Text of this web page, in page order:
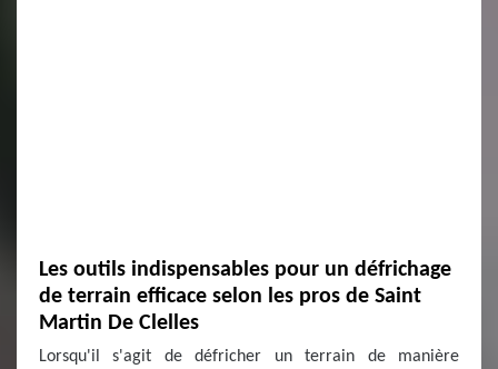
Les outils indispensables pour un défrichage
de terrain efficace selon les pros de Saint
Martin De Clelles
Lorsqu'il s'agit de défricher un terrain de manière